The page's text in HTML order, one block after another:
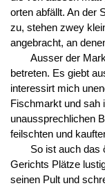
orten abfällt. An der
zu, stehen zwey
angebracht, an
Ausser der
betreten. Es giebt
interessirt mich
Fischmarkt und sah
unaussprechlichen
feilschten und
So ist auch das
Gerichts Plätze
seinen Pult und